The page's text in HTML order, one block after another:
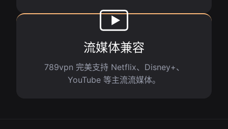
流媒体兼容
789vpn 完美支持 Netflix、Disney+、
YouTube 等主流流媒体。